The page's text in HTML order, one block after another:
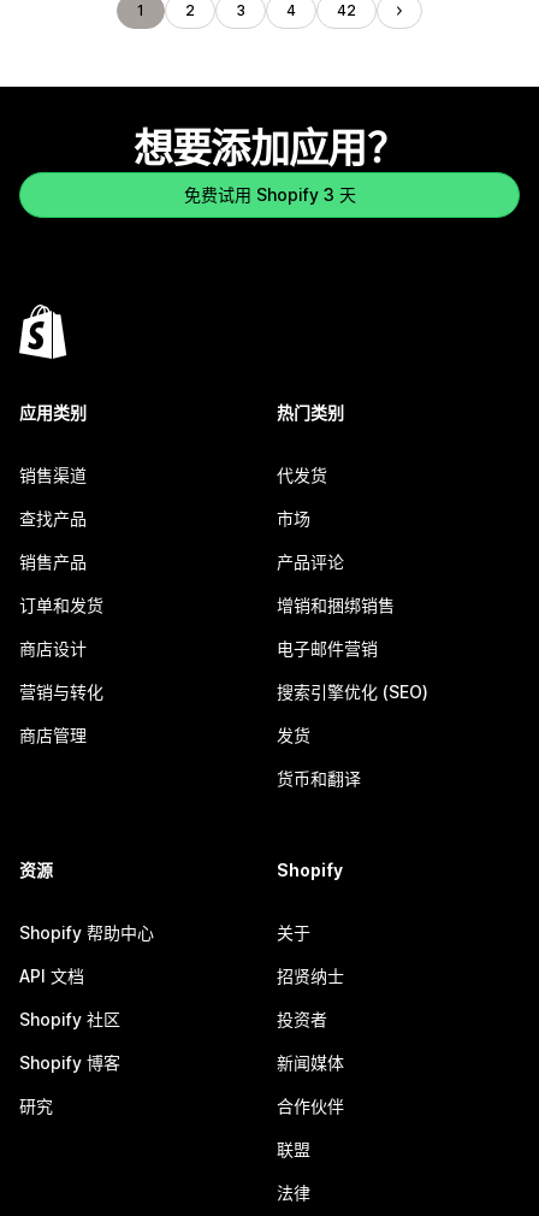
1 2 3 4 42
想要添加应用？
免费试用 Shopify 3 天
应用类别
销售渠道
查找产品
销售产品
订单和发货
商店设计
营销与转化
商店管理
热门类别
代发货
市场
产品评论
增销和捆绑销售
电子邮件营销
搜索引擎优化 (SEO)
发货
货币和翻译
资源
Shopify 帮助中心
API 文档
Shopify 社区
Shopify 博客
研究
Shopify
关于
招贤纳士
投资者
新闻媒体
合作伙伴
联盟
法律